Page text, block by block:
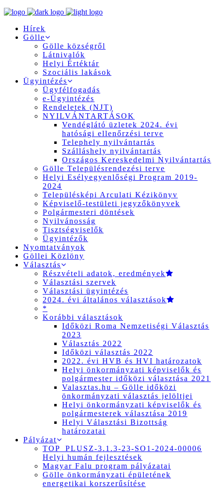
Hírek
Gölle
Gölle községről
Látnivalók
Helyi Értéktár
Szociális lakások
Ügyintézés
Ügyfélfogadás
e-Ügyintézés
Rendeletek (NJT)
NYILVÁNTARTÁSOK
Vendéglátó üzletek 2024. évi
hatósági ellenőrzési terve
Telephely nyilvántartás
Szálláshely nyilvántartás
Országos Kereskedelmi Nyilvántartás
Gölle Településrendezési terve
Helyi Esélyegyenlőségi Program 2019-
2024
Településképi Arculati Kézikönyv
Képviselő-testületi jegyzőkönyvek
Polgármesteri döntések
Nyilvánosság
Tisztségviselők
Ügyintézők
Nyomtatványok
Göllei Közlöny
Választás
Részvételi adatok, eredmények
Választási szervek
Választási ügyintézés
2024. évi általános választások
*
Korábbi választások
Időközi Roma Nemzetiségi Választás
2023
Választás 2022
Időközi választás 2022
2022. évi HVB és HVI határozatok
Helyi önkormányzati képviselők és
polgármester időközi választása 2021
Valasztas.hu – Gölle időközi
önkormányzati választás jelöltjei
Helyi önkormányzati képviselők és
polgármesterek választása 2019
Helyi Választási Bizottság
határozatai
Pályázat
TOP_PLUSZ-3.1.3-23-SO1-2024-00006
Helyi humán fejlesztések
Magyar Falu program pályázatai
Gölle önkormányzati épületének
energetikai korszerűsítése